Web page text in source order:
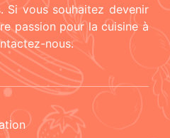
Si vous souhaitez devenir
passion pour la cuisine à
nous.